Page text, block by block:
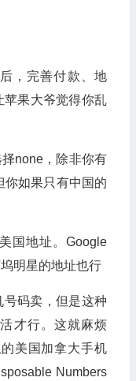
，完善付款、地
苹果大爷觉得你乱
none，除非你有
你如果只有中国的
国地址。Google
明星的地址也行
码卖，但是这种
才行。这就麻烦
美国加拿大手机
Numbers